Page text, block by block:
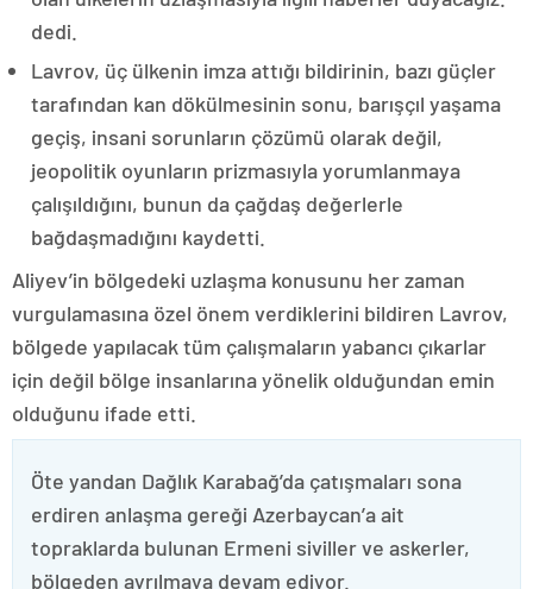
dedi.
Lavrov, üç ülkenin imza attığı bildirinin, bazı güçler
tarafından kan dökülmesinin sonu, barışçıl yaşama
geçiş, insani sorunların çözümü olarak değil,
jeopolitik oyunların prizmasıyla yorumlanmaya
çalışıldığını, bunun da çağdaş değerlerle
bağdaşmadığını kaydetti.
Aliyev’in bölgedeki uzlaşma konusunu her zaman
vurgulamasına özel önem verdiklerini bildiren Lavrov,
bölgede yapılacak tüm çalışmaların yabancı çıkarlar
için değil bölge insanlarına yönelik olduğundan emin
olduğunu ifade etti.
Öte yandan Dağlık Karabağ’da çatışmaları sona
erdiren anlaşma gereği Azerbaycan’a ait
topraklarda bulunan Ermeni siviller ve askerler,
bölgeden ayrılmaya devam ediyor.